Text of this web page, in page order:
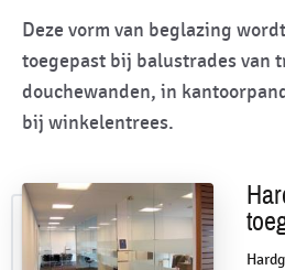
Deze vorm van beglazing
toegepast bij balustrades van
douchewanden, in
bij winkelentrees.